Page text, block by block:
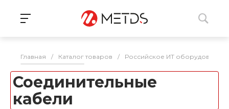
Главная / Каталог товаров / Российское ИТ оборудование
Соединительные
кабели